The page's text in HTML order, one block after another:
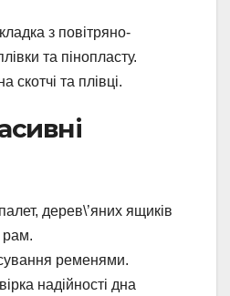
з повітряно-
та пінопласту.
скотчі та плівці.
дерев\’яних ящиків
рам.
ременями.
надійності дна